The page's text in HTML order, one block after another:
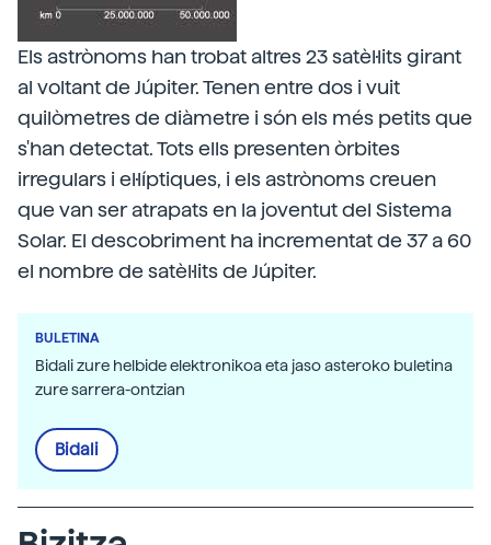
Els astrònoms han trobat altres 23 satèl·lits girant
al voltant de Júpiter. Tenen entre dos i vuit
quilòmetres de diàmetre i són els més petits que
s'han detectat. Tots ells presenten òrbites
irregulars i el·líptiques, i els astrònoms creuen
que van ser atrapats en la joventut del Sistema
Solar. El descobriment ha incrementat de 37 a 60
el nombre de satèl·lits de Júpiter.
BULETINA
Bidali zure helbide elektronikoa eta jaso asteroko buletina
zure sarrera-ontzian
Bidali